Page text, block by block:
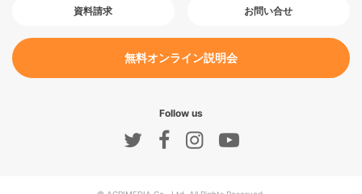
資料請求 お問い合せ
無料オンライン説明会
Follow us